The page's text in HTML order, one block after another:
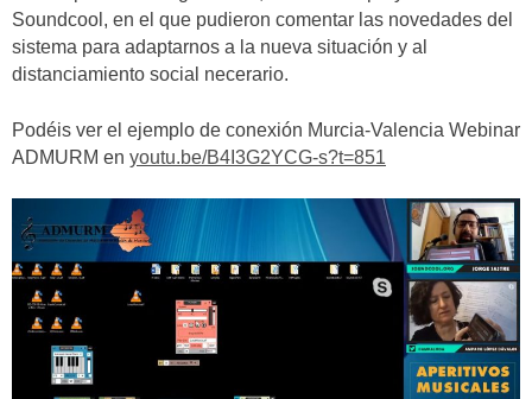
Soundcool, en el que pudieron comentar las novedades del
sistema para adaptarnos a la nueva situación y al
distanciamiento social necerario.
Podéis ver el ejemplo de conexión Murcia-Valencia Webinar
ADMURM en youtu.be/B4I3G2YCG-s?t=851